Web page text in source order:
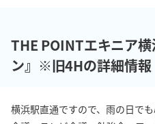
THE POINTエキニア
ン』※旧4Hの詳細情報
横浜駅直通ですので、雨の日で